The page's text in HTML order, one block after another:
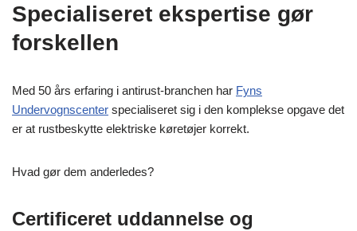
Specialiseret ekspertise gør
forskellen
Med 50 års erfaring i antirust-branchen har Fyns
Undervognscenter specialiseret sig i den komplekse opgave det
er at rustbeskytte elektriske køretøjer korrekt.
Hvad gør dem anderledes?
Certificeret uddannelse og